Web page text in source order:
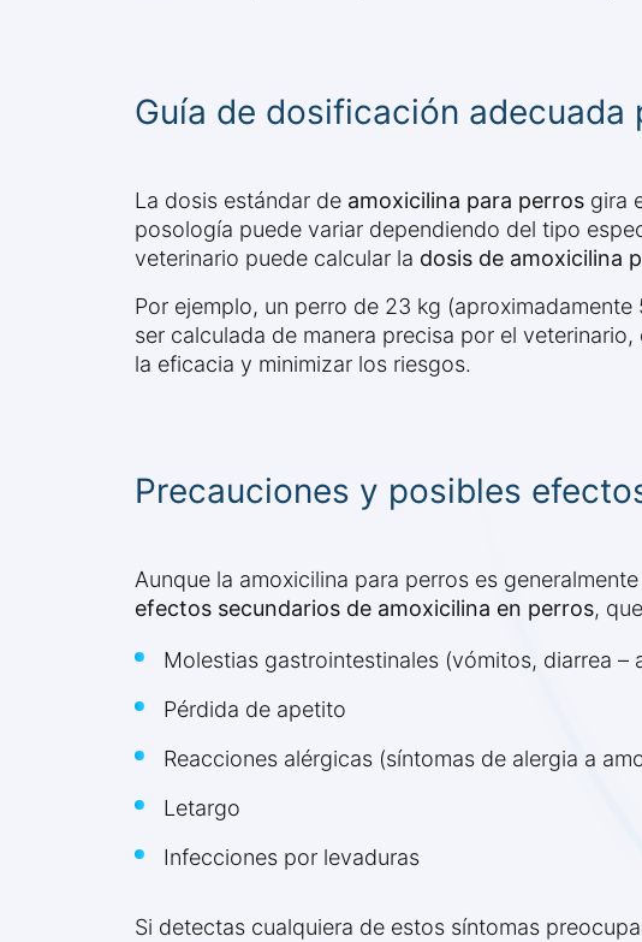
Guía de dosificación
La dosis estándar de amoxicilina para perros gira
posología puede variar dependiendo del tipo
veterinario puede calcular la dosis de amoxicilina
Por ejemplo, un perro de 23 kg
ser calculada de manera precisa por el veterinario,
la eficacia y minimizar los riesgos.
Precauciones y posibles
Aunque la amoxicilina para perros es
efectos secundarios de amoxicilina en perros,
Molestias gastrointestinales (vómitos, diarrea –
Pérdida de apetito
Reacciones alérgicas (síntomas de alergia a
Letargo
Infecciones por levaduras
Si detectas cualquiera de estos síntomas